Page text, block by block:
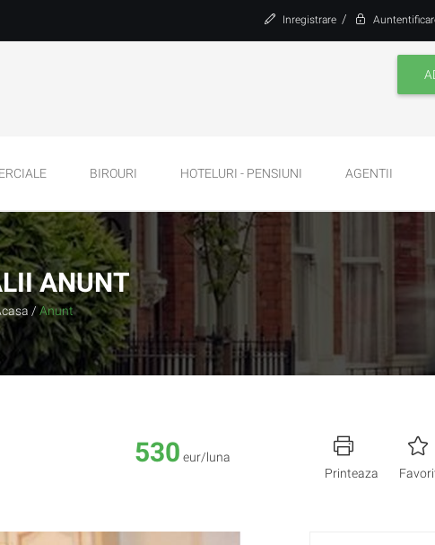
Inregistrare /
BIROURI HOTELURI - PENSIUNI AGENTII
ANUNT
/ Anunt
530 eur/luna
Printeaza